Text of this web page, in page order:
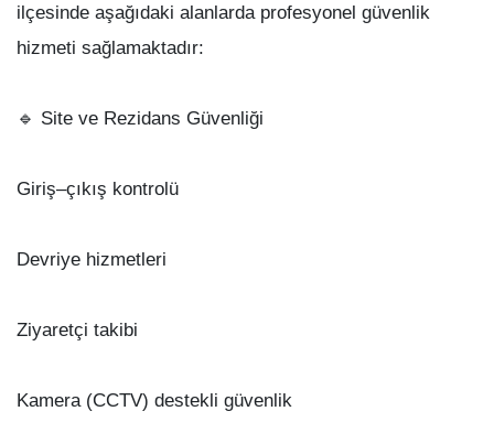
ilçesinde aşağıdaki alanlarda profesyonel güvenlik
hizmeti sağlamaktadır:
🔹 Site ve Rezidans Güvenliği
Giriş–çıkış kontrolü
Devriye hizmetleri
Ziyaretçi takibi
Kamera (CCTV) destekli güvenlik